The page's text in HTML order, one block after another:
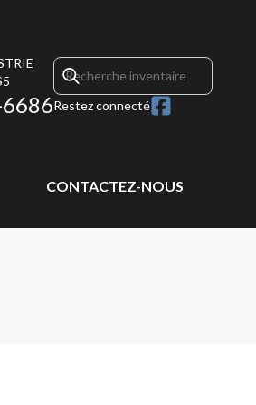
Restez connecté
CONTACTEZ-NOUS